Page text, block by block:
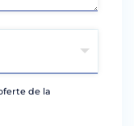
de la